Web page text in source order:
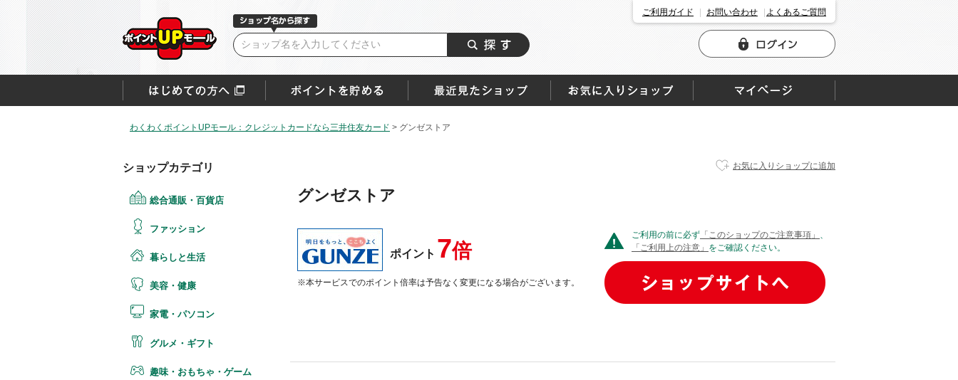
ご利用ガイド お問い合わせ よくあるご質問
わくわくポイントUPモール：クレジットカードなら三井住友カード > グンゼストア
ショップカテゴリ
総合通販・百貨店
ファッション
暮らしと生活
美容・健康
家電・パソコン
グルメ・ギフト
趣味・おもちゃ・ゲーム
お気に入りショップに追加
グンゼストア
ポイント 7倍
※本サービスでのポイント倍率は予告なく変更になる場合がございます。
ご利用の前に必ず 「このショップのご注意事項」 、
「ご利用上の注意」 をご確認ください。